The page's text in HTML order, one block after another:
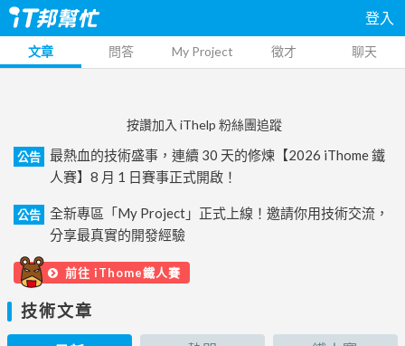
登入
文章 問答 My Project 徵才 聊天
按讚加入 iThelp 粉絲團追蹤
公告
最熱血的技術盛事，連續 30 天的修煉【2026 iThome 鐵
人賽】8 月 1 日賽事正式開啟！
公告
全新專區「My Project」正式上線！邀請你用技術交流，
分享最真實的開發經驗
前往 iThome鐵人賽
技術文章